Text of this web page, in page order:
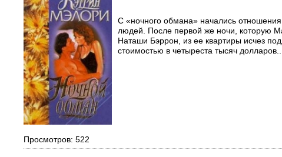
С «ночного обмана» начались
людей. После первой же ночи, которую
Наташи Бэррон, из ее квартиры исчез
стоимостью в четыреста тысяч
Просмотров: 522